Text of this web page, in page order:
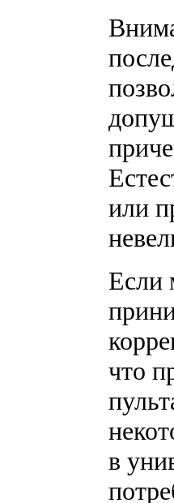
или
Если
что
в